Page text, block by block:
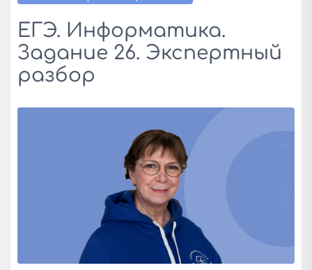
ЕГЭ. Информатика.
Задание 26. Экспертный
разбор